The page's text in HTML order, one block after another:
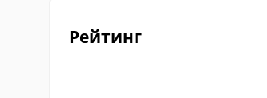
Рейтинг